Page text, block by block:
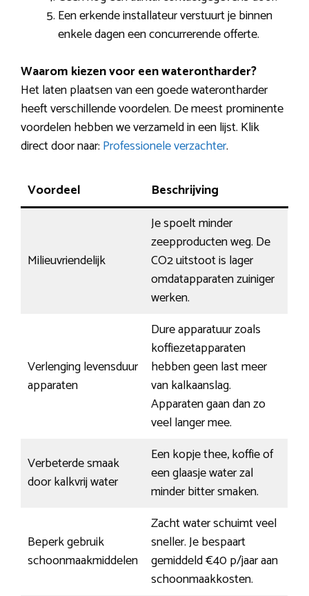
Een erkende installateur verstuurt je binnen
enkele dagen een concurrerende offerte.
Waarom kiezen voor een waterontharder?
Het laten plaatsen van een goede waterontharder
heeft verschillende voordelen. De meest prominente
voordelen hebben we verzameld in een lijst. Klik
direct door naar: Professionele verzachter.
Voordeel Beschrijving
Milieuvriendelijk
Je spoelt minder
zeepproducten weg. De
CO2 uitstoot is lager
omdatapparaten zuiniger
werken.
Verlenging levensduur
apparaten
Dure apparatuur zoals
koffiezetapparaten
hebben geen last meer
van kalkaanslag.
Apparaten gaan dan zo
veel langer mee.
Verbeterde smaak
door kalkvrij water
Een kopje thee, koffie of
een glaasje water zal
minder bitter smaken.
Beperk gebruik
schoonmaakmiddelen
Zacht water schuimt veel
sneller. Je bespaart
gemiddeld €40 p/jaar aan
schoonmaakkosten.